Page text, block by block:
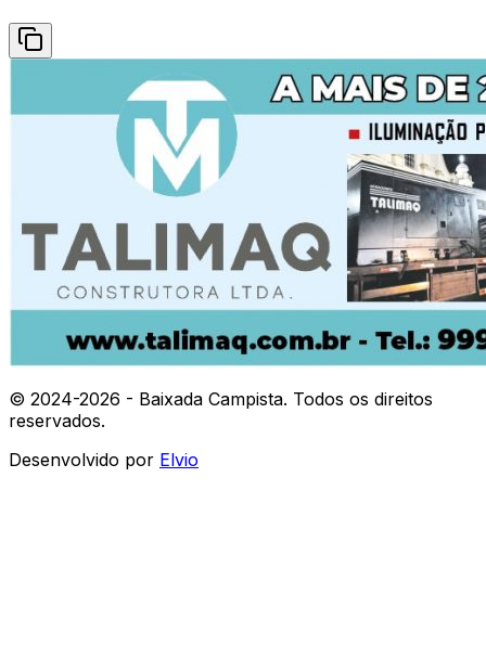
© 2024-2026 - Baixada Campista. Todos os direitos
reservados.
Desenvolvido por Elvio